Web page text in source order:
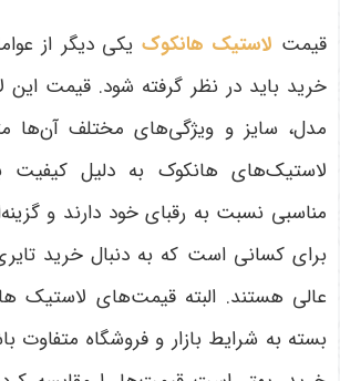
قیمت لاستیک هانکوک یکی دیگر از
خرید باید در نظر گرفته شود. قیمت این
مدل، سایز و ویژگی‌های مختلف آن‌ها
لاستیک‌های هانکوک به دلیل کیفیت
مناسبی نسبت به رقبای خود دارند و
برای کسانی است که به دنبال خرید
عالی هستند. البته قیمت‌های لاستیک
بسته به شرایط بازار و فروشگاه متفاوت